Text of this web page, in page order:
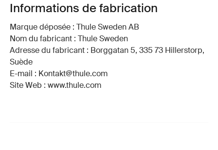
Informations de fabrication
Marque déposée : Thule Sweden AB
Nom du fabricant : Thule Sweden
Adresse du fabricant : Borggatan 5, 335 73 Hillerstorp,
Suède
E-mail : Kontakt@thule.com
Site Web : www.thule.com